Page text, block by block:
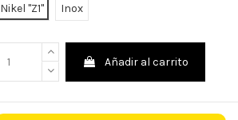
Nikel "Z1"
Inox
Añadir al carrito